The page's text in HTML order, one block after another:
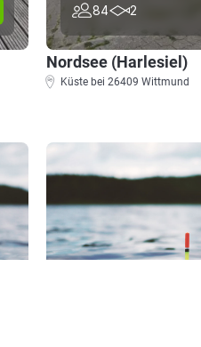
84 2
Nordsee (Harlesiel)
Küste bei 26409 Wittmund